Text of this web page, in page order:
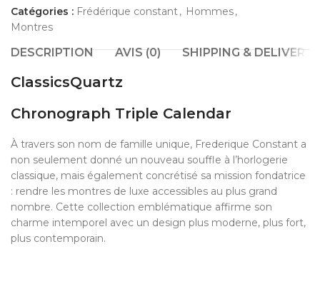
Catégories : Frédérique constant, Hommes,
Montres
DESCRIPTION AVIS (0) SHIPPING & DELIVERY
ClassicsQuartz
Chronograph Triple Calendar
À travers son nom de famille unique, Frederique Constant a
non seulement donné un nouveau souffle à l’horlogerie
classique, mais également concrétisé sa mission fondatrice
: rendre les montres de luxe accessibles au plus grand
nombre. Cette collection emblématique affirme son
charme intemporel avec un design plus moderne, plus fort,
plus contemporain.